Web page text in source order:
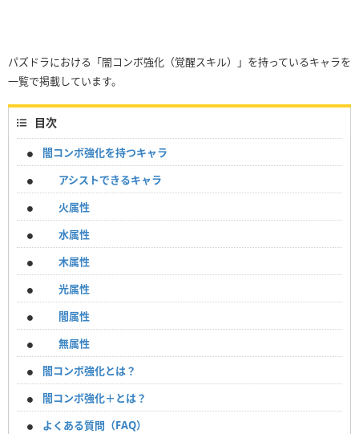
パズドラにおける「闇コンボ強化（覚醒スキル）」を持っているキャラを
一覧で掲載しています。
目次
闇コンボ強化を持つキャラ
アシストできるキャラ
火属性
水属性
木属性
光属性
闇属性
無属性
闇コンボ強化とは？
闇コンボ強化＋とは？
よくある質問（FAQ）